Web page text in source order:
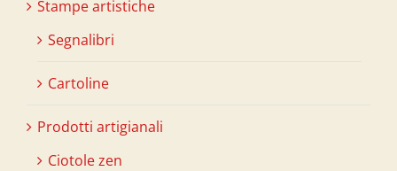
Stampe artistiche
Segnalibri
Cartoline
Prodotti artigianali
Ciotole zen